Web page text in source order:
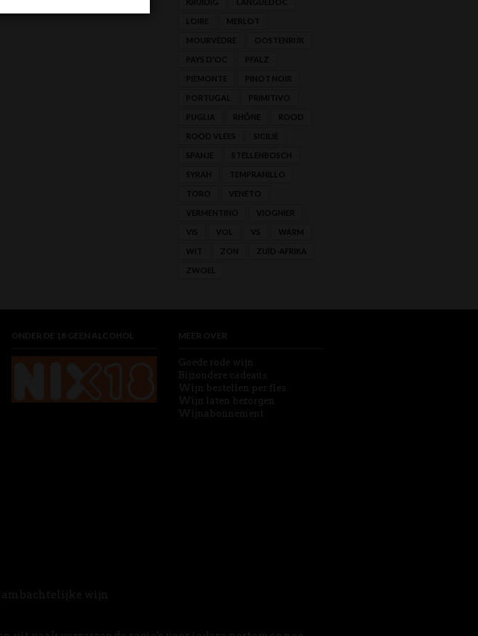
LOIRE MERLOT
MOURVÈDRE OOSTENRIJK
PAYS D'OC PFALZ
PIEMONTE PINOT NOIR
PORTUGAL PRIMITIVO
PUGLIA RHÔNE ROOD
ROOD VLEES SICILIË
SPANJE STELLENBOSCH
SYRAH TEMPRANILLO
TORO VENETO
VERMENTINO VIOGNIER
VIS VOL VS WARM
WIT ZON ZUID-AFRIKA
ZWOEL
ONDER DE 18 GEEN ALCOHOL MEER OVER
Goede rode wijn
Bijzondere cadeaus
Wijn bestellen per fles
Wijn laten bezorgen
Wijnabonnement